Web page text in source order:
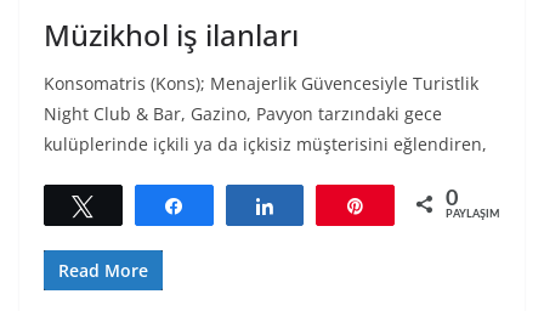
Müzikhol iş ilanları
Konsomatris (Kons); Menajerlik Güvencesiyle Turistlik
Night Club & Bar, Gazino, Pavyon tarzındaki gece
kulüplerinde içkili ya da içkisiz müşterisini eğlendiren,
Tweetle 0
PAYLAŞIMLAR
Read More